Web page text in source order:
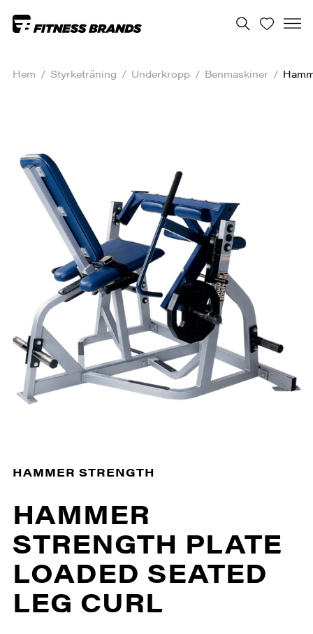
Hem / Styrketräning / Underkropp / Benmaskiner /
HAMMER STRENGTH
HAMMER
STRENGTH PLATE
LOADED SEATED
LEG CURL